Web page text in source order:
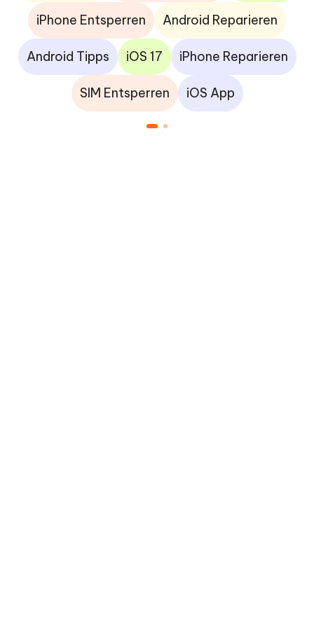
iPhone Entsperren Android Reparieren
Android Tipps iOS 17 iPhone Reparieren
SIM Entsperren iOS App